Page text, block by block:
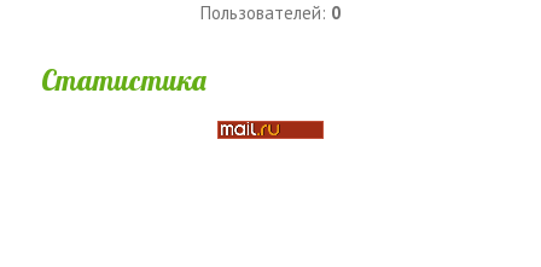
Пользователей: 0
Статистика